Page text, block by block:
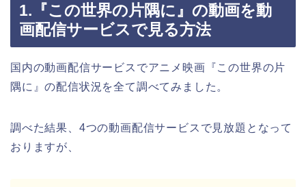
1.『この世界の片隅に』の動画を動
画配信サービスで見る方法
国内の動画配信サービスでアニメ映画『この世界の片
隅に』の配信状況を全て調べてみました。
調べた結果、4つの動画配信サービスで見放題となって
おりますが、